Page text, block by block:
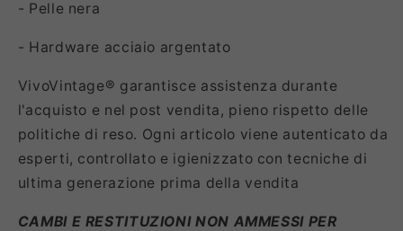
- Pelle nera
- Hardware acciaio argentato
VivoVintage® garantisce assistenza durante
l'acquisto e nel post vendita, pieno rispetto delle
politiche di reso. Ogni articolo viene autenticato da
esperti, controllato e igienizzato con tecniche di
ultima generazione prima della vendita
CAMBI E RESTITUZIONI NON AMMESSI PER